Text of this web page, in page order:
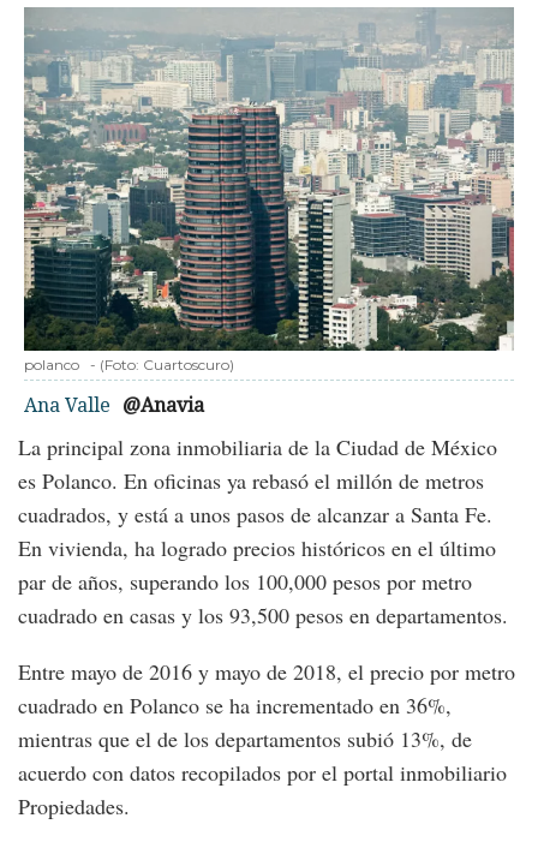
polanco - (Foto: Cuartoscuro)
Ana Valle @Anavia
La principal zona inmobiliaria de la Ciudad de México
es Polanco. En oficinas ya rebasó el millón de metros
cuadrados, y está a unos pasos de alcanzar a Santa Fe.
En vivienda, ha logrado precios históricos en el último
par de años, superando los 100,000 pesos por metro
cuadrado en casas y los 93,500 pesos en departamentos.
Entre mayo de 2016 y mayo de 2018, el precio por metro
cuadrado en Polanco se ha incrementado en 36%,
mientras que el de los departamentos subió 13%, de
acuerdo con datos recopilados por el portal inmobiliario
Propiedades.